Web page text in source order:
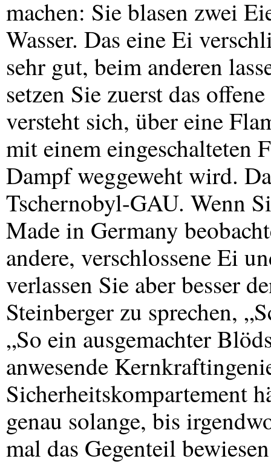
machen: Sie blasen zwei
Wasser. Das eine Ei
sehr gut, beim anderen
setzen Sie zuerst das
versteht sich, über eine
mit einem eingeschalteten
Dampf weggeweht wird.
Tschernobyl-GAU. Wenn
Made in Germany
andere, verschlossene Ei
verlassen Sie aber besser
Steinberger zu sprechen,
„So ein ausgemachter
anwesende
Sicherheitskompartement
genau solange, bis
mal das Gegenteil